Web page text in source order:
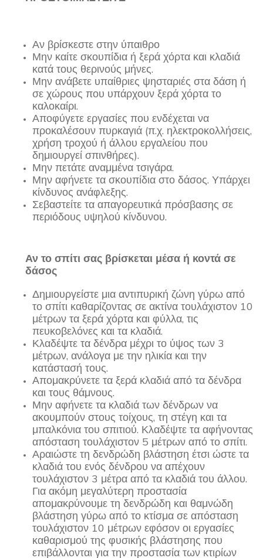
Αν βρίσκεστε στην ύπαιθρο
Μην καίτε σκουπίδια ή ξερά χόρτα και κλαδιά
κατά τους θερινούς μήνες.
Μην ανάβετε υπαίθριες ψησταριές στα δάση ή
σε χώρους που υπάρχουν ξερά χόρτα το
καλοκαίρι.
Αποφύγετε εργασίες που ενδέχεται να
προκαλέσουν πυρκαγιά (π.χ. ηλεκτροκολλήσεις,
χρήση τροχού ή άλλου εργαλείου που
δημιουργεί σπινθήρες).
Μην πετάτε αναμμένα τσιγάρα.
Μην αφήνετε τα σκουπίδια στο δάσος. Υπάρχει
κίνδυνος ανάφλεξης.
Σεβαστείτε τα απαγορευτικά πρόσβασης σε
περιόδους υψηλού κίνδυνου.
Αν το σπίτι σας βρίσκεται μέσα ή κοντά σε
δάσος
Δημιουργείστε μια αντιπυρική ζώνη γύρω από
το σπίτι καθαρίζοντας σε ακτίνα τουλάχιστον 10
μέτρων τα ξερά χόρτα και φύλλα, τις
πευκοβελόνες και τα κλαδιά.
Κλαδέψτε τα δένδρα μέχρι το ύψος των 3
μέτρων, ανάλογα με την ηλικία και την
κατάστασή τους.
Απομακρύνετε τα ξερά κλαδιά από τα δένδρα
και τους θάμνους.
Μην αφήνετε τα κλαδιά των δένδρων να
ακουμπούν στους τοίχους, τη στέγη και τα
μπαλκόνια του σπιτιού. Κλαδέψτε τα αφήνοντας
απόσταση τουλάχιστον 5 μέτρων από το σπίτι.
Αραιώστε τη δενδρώδη βλάστηση έτσι ώστε τα
κλαδιά του ενός δένδρου να απέχουν
τουλάχιστον 3 μέτρα από τα κλαδιά του άλλου.
Για ακόμη μεγαλύτερη προστασία
απομακρύνουμε τη δενδρώδη και θαμνώδη
βλάστηση γύρω από το κτίσμα σε απόσταση
τουλάχιστον 10 μέτρων εφόσον οι εργασίες
καθαρισμού της φυσικής βλάστησης που
επιβάλλονται για την προστασία των κτιρίων